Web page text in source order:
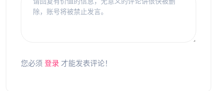
您必须 登录 才能发表评论！